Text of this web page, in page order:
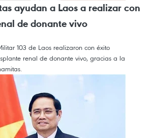
ayudan a Laos a realizar con
de donante vivo
103 de Laos realizaron con éxito
renal de donante vivo, gracias a la